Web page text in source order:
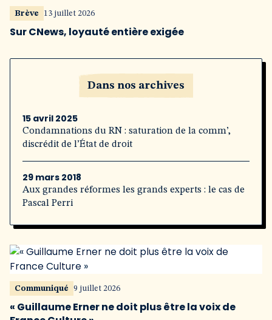
Brève 13 juillet 2026
Sur CNews, loyauté entière exigée
Dans nos archives
15 avril 2025
Condamnations du RN : saturation de la comm’,
discrédit de l’État de droit
29 mars 2018
Aux grandes réformes les grands experts : le cas de
Pascal Perri
Communiqué 9 juillet 2026
« Guillaume Erner ne doit plus être la voix de